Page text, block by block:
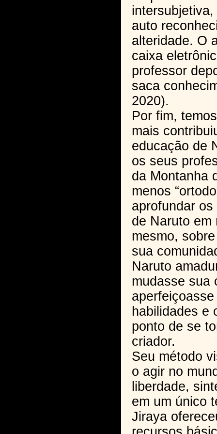
auto
alteridade. O
caixa
professor
saca
2020).
Por fim,
mais
educação de
os seus
da Montanha
menos
aprofundar
de Naruto em
mesmo,
sua
Naruto
mudasse sua
habilidades e
ponto de se
criador.
Seu método
o agir no
liberdade,
em um único
Jiraya